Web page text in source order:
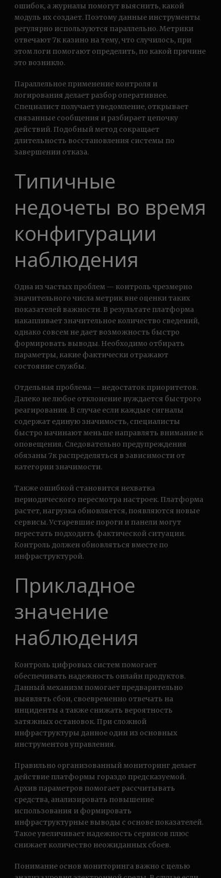
ошибок, а журналы помогут выяснить, какой
модуль их создает. Поэтому данные инструменты
регулярно используются параллельно. Метрики
отвечают 7к казино на тему, что случилось, при
этом логи помогают определить, по какой причине
это возникло.
Параллельное применение контроля и
логирования делает разбор оперативнее.
Специалист получает уведомление, открывает
связанные сообщения и разбирает цепочку
действий. Подобный метод сокращает
длительность восстановления системы по
завершении отказа.
Типичные
недочеты во время
конфигурации
наблюдения
Одна из частых проблем — контроль чрезмерно
значительного числа метрик вне оценки таких
показателей важности. В результате платформа
накапливает значительное количество сведений,
однако совсем не дает возможность быстро
формировать выводы. Необходимо отбирать
параметры, какие фактически отражают
состояние службы.
Отдельная проблема — недостаток приоритетов.
Далеко не любое отклонение нуждается быстрого
реагирования. В случае если каждые сигналы
содержат единую значимость, специалисты
быстро начинают меньше направлять внимание к
оповещения. Следовательно предупреждения
обязаны 7к распределяться в зависимости от
категории значимости.
Также ошибкой становится нехватка
периодического пересмотра настроек. Платформа
растет, нагрузка обновляется, появляются новые
сервисы. Устаревшие пороги и панели могут
перестать подходить фактической ситуации.
Контроль должен обновляться вместе по
инфраструктурой.
Прикладное
значение
наблюдения
Контроль цифровых систем помогает
обеспечивать надежность онлайн продуктов.
Данный механизм помогает предварительно
выявлять сбои, своевременно отвечать на
инциденты а также снижать вероятность
затяжных остановок. При сложной
инфраструктуры данное один из основных
инструментов управления.
Правильно организованный мониторинг делает
действие платформы гораздо предсказуемой.
Архив параметров помогает рассчитывать
средства, анализировать повышение
использования и формировать
инфраструктурные выводы с основе показателей.
Такое увеличивает надежность сервисов плюс
снижает количество неожиданных сбоев.
Понимание основ мониторинга важно с целью